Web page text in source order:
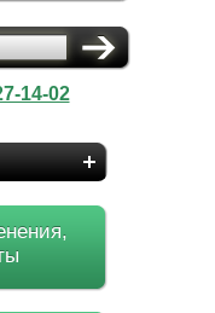
14-02